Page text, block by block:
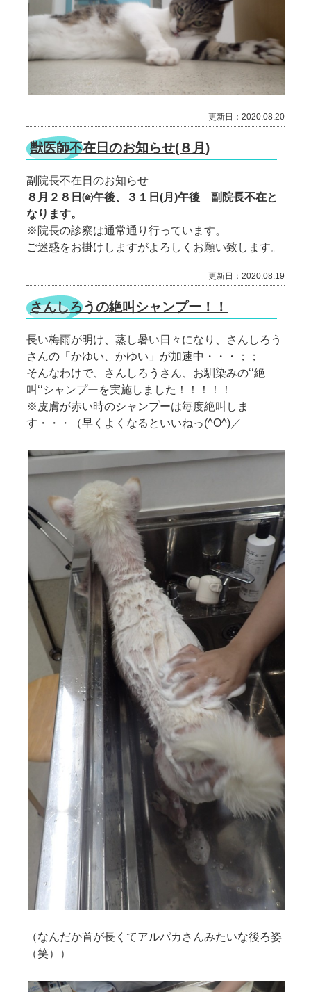
更新日：2020.08.20
獣医師不在日のお知らせ(８月)
副院長不在日のお知らせ
８月２８日㈮午後、３１日(月)午後 副院長不在と
なります。
※院長の診察は通常通り行っています。
ご迷惑をお掛けしますがよろしくお願い致します。
更新日：2020.08.19
さんしろうの絶叫シャンプー！！
長い梅雨が明け、蒸し暑い日々になり、さんしろう
さんの「かゆい、かゆい」が加速中・・・；；
そんなわけで、さんしろうさん、お馴染みの‘‘絶
叫‘‘シャンプーを実施しました！！！！！
※皮膚が赤い時のシャンプーは毎度絶叫しま
す・・・（早くよくなるといいねっ(^O^)／
（なんだか首が長くてアルパカさんみたいな後ろ姿
（笑））